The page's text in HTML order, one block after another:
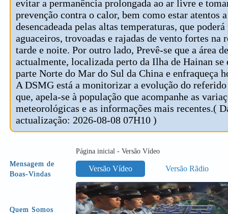
evitar a permanência prolongada ao ar livre e
prevenção contra o calor, bem como estar atentos
desencadeada pelas altas temperaturas, que
aguaceiros, trovoadas e rajadas de vento fortes na
tarde e noite. Por outro lado, Prevê-se que a área
actualmente, localizada perto da Ilha de Hainan se
parte Norte do Mar do Sul da China e enfraqueça
A DSMG está a monitorizar a evolução do
que, apela-se à população que acompanhe as
meteorológicas e as informações mais recentes.(
actualização: 2026-08-08 07H10 )
Mensagem de
Boas-Vindas
Quem Somos
Página inicial - Versão Vídeo
Versão Vídeo Versão Rãdio